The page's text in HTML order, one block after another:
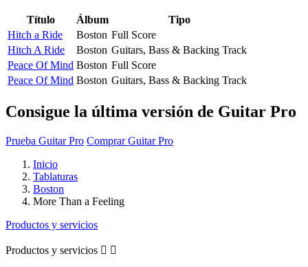
Título Álbum
Tipo
Hitch a Ride
Boston Full Score
Hitch A Ride
Boston Guitars, Bass & Backing Track
Peace Of Mind Boston Full Score
Peace Of Mind Boston Guitars, Bass & Backing Track
Consigue la última versión de Guitar Pro
Prueba Guitar Pro Comprar Guitar Pro
Inicio
Tablaturas
Boston
More Than a Feeling
Productos y servicios
Productos y servicios  